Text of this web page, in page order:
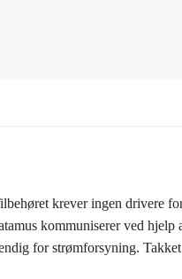
krever ingen drivere
kommuniserer ved hjelp
for strømforsyning. Takket